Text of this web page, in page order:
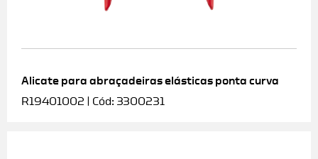
Alicate para abraçadeiras elásticas ponta curva
R19401002 | Cód: 3300231